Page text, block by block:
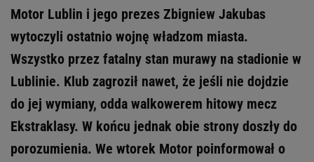
Motor Lublin i jego prezes Zbigniew Jakubas
wytoczyli ostatnio wojnę władzom miasta.
Wszystko przez fatalny stan murawy na stadionie w
Lublinie. Klub zagroził nawet, że jeśli nie dojdzie
do jej wymiany, odda walkowerem hitowy mecz
Ekstraklasy. W końcu jednak obie strony doszły do
porozumienia. We wtorek Motor poinformował o